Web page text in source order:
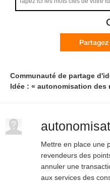
Communauté de partage
Idée : « autonomisation des
Mettre en place une
revendeurs des
annuler une
aux services des